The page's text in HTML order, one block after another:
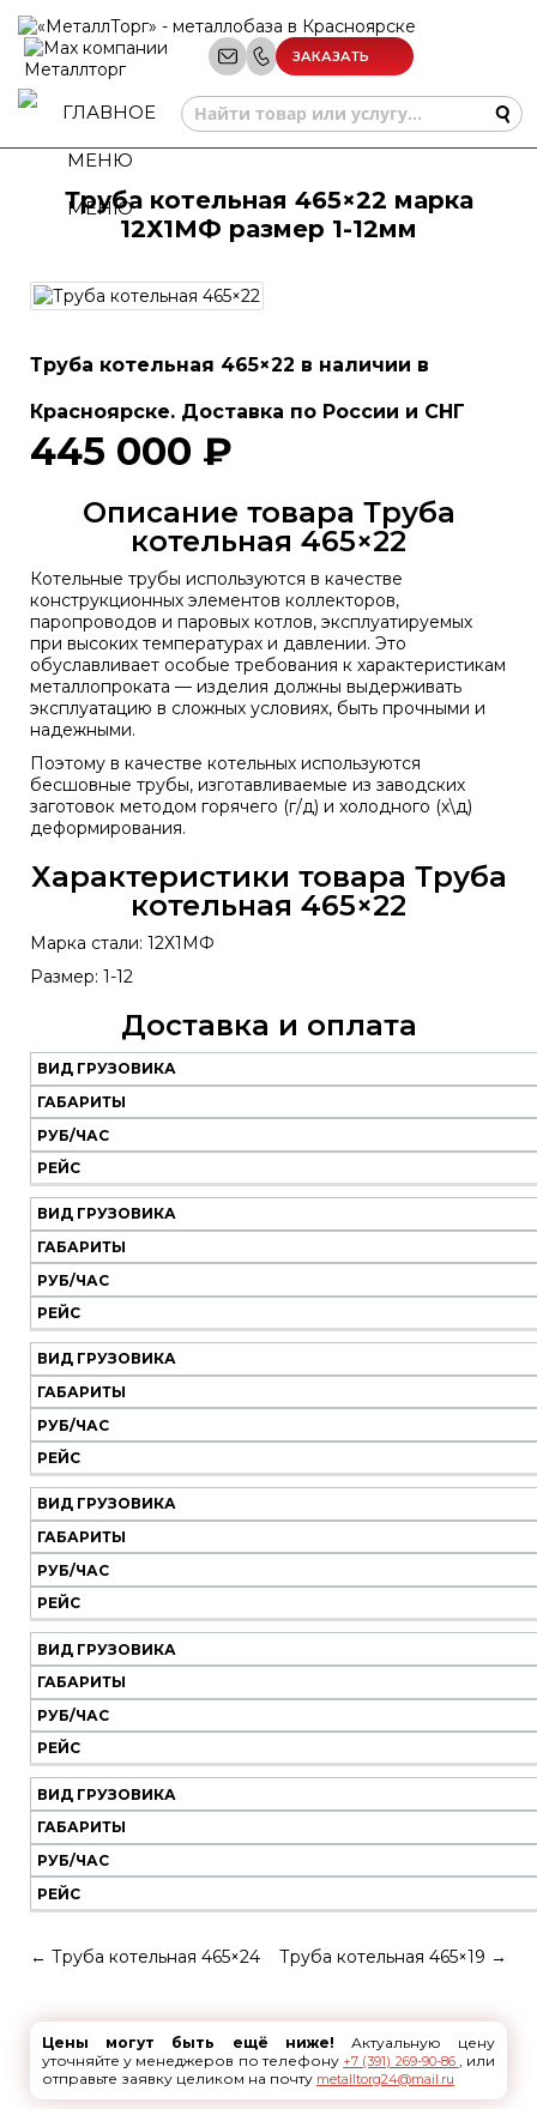
ЗАКАЗАТЬ
МЕНЮ
Труба котельная 465×22 марка
12Х1МФ размер 1-12мм
Труба котельная 465×22 в наличии в
Красноярске. Доставка по России и СНГ
445 000 ₽
Описание товара Труба
котельная 465×22
Котельные трубы используются в качестве
конструкционных элементов коллекторов,
паропроводов и паровых котлов, эксплуатируемых
при высоких температурах и давлении. Это
обуславливает особые требования к характеристикам
металлопроката — изделия должны выдерживать
эксплуатацию в сложных условиях, быть прочными и
надежными.
Поэтому в качестве котельных используются
бесшовные трубы, изготавливаемые из заводских
заготовок методом горячего (г/д) и холодного (х\д)
деформирования.
Характеристики товара Труба
котельная 465×22
Марка стали: 12Х1МФ
Размер: 1-12
Доставка и оплата
Наш
транспорт
Вид
грузовика
Габариты
Руб/
час
Рейс
ВИД ГРУЗОВИКА
ГАБАРИТЫ
РУБ/ЧАС
РЕЙС
ВИД ГРУЗОВИКА
ГАБАРИТЫ
РУБ/ЧАС
РЕЙС
ВИД ГРУЗОВИКА
ГАБАРИТЫ
РУБ/ЧАС
РЕЙС
ВИД ГРУЗОВИКА
ГАБАРИТЫ
РУБ/ЧАС
РЕЙС
ВИД ГРУЗОВИКА
ГАБАРИТЫ
РУБ/ЧАС
РЕЙС
ВИД ГРУЗОВИКА
ГАБАРИТЫ
РУБ/ЧАС
РЕЙС
← Труба котельная 465×24 Труба котельная 465×19 →
Цены могут быть ещё ниже! Актуальную цену
уточняйте у менеджеров по телефону +7 (391) 269-90-86 , или
отправьте заявку целиком на почту metalltorg24@mail.ru